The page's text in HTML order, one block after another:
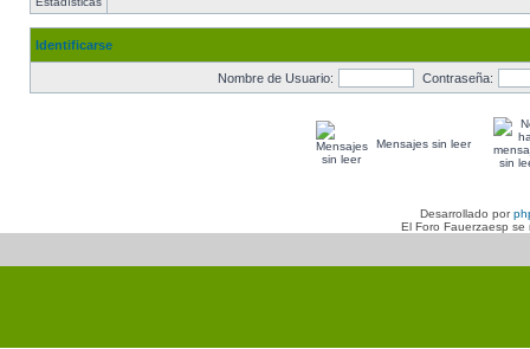
Identificarse
Nombre de Usuario: Contraseña:
Mensajes sin leer
Desarrollado por
El Foro Fauerzaesp